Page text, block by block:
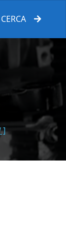
CERCA
]